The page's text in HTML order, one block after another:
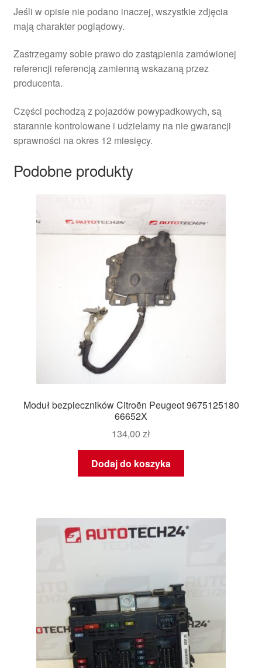
Jeśli w opisie nie podano inaczej, wszystkie zdjęcia
mają charakter poglądowy.
Zastrzegamy sobie prawo do zastąpienia zamówionej
referencji referencją zamienną wskazaną przez
producenta.
Części pochodzą z pojazdów powypadkowych, są
starannie kontrolowane i udzielamy na nie gwarancji
sprawności na okres 12 miesięcy.
Podobne produkty
Moduł bezpieczników Citroën Peugeot 9675125180
66652X
134,00 zł
Dodaj do koszyka